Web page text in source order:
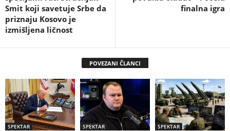
Smit koji savetuje Srbe da
priznaju Kosovo je
izmišljena ličnost
finalna igra
POVEZANI ČLANCI
SPEKTAR SPEKTAR SPEKTAR